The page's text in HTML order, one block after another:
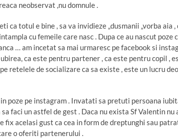
neobservat ,nu domnule .
ca totul e bine , sa va invidieze „dusmanii „vorba aia
cu femeile care nasc . Dupa ce au nascut
… am incetat sa mai urmaresc pe facebook si
ca este pentru partener , ca este pentru copil ,
retelele de socializare ca sa existe , este un lucru
poze pe instagram . Invatati sa pretuti persoana
faci un astfel de gest . Daca nu exista Sf Valentin
fix acelasi gust ca cea in form de dreptunghi sau
o oferiti partenerului .